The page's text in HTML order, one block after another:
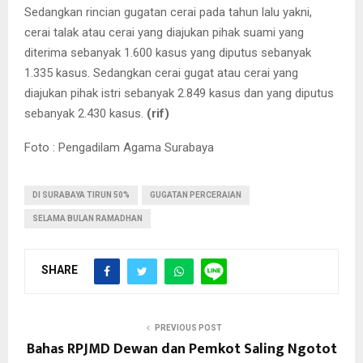
Sedangkan rincian gugatan cerai pada tahun lalu yakni,
cerai talak atau cerai yang diajukan pihak suami yang
diterima sebanyak 1.600 kasus yang diputus sebanyak
1.335 kasus. Sedangkan cerai gugat atau cerai yang
diajukan pihak istri sebanyak 2.849 kasus dan yang diputus
sebanyak 2.430 kasus. (rif)
Foto : Pengadilam Agama Surabaya
DI SURABAYA TIRUN 50% GUGATAN PERCERAIAN
SELAMA BULAN RAMADHAN
SHARE
PREVIOUS POST
Bahas RPJMD Dewan dan Pemkot Saling Ngotot